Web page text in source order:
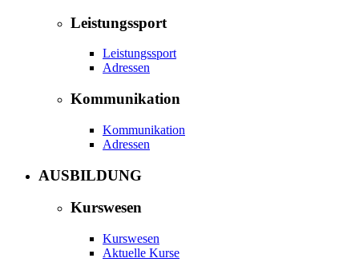
Leistungssport
Leistungssport
Adressen
Kommunikation
Kommunikation
Adressen
AUSBILDUNG
Kurswesen
Kurswesen
Aktuelle Kurse